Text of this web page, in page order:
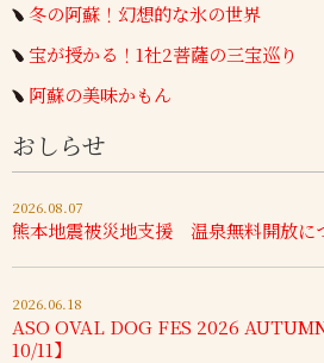
冬の阿蘇！幻想的な氷の世界
宝が授かる！1社2菩薩の三宝巡り
阿蘇の美味かもん
おしらせ
2026.08.07
熊本地震被災地支援 温泉無料開放に
2026.06.18
ASO OVAL DOG FES 2026
10/11】